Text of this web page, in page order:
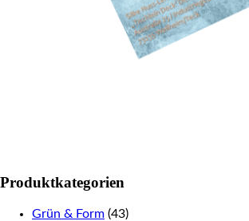
Produktkategorien
Grün & Form (43)